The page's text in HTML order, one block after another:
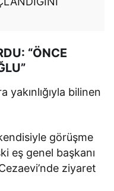
“ÖNCE
bilinen
görüşme
eş genel başkanı
ziyaret